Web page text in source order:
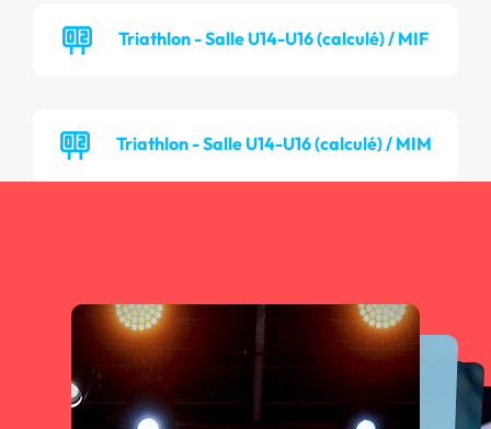
Triathlon - Salle U14-U16 (calculé) / MIF
Triathlon - Salle U14-U16 (calculé) / MIM